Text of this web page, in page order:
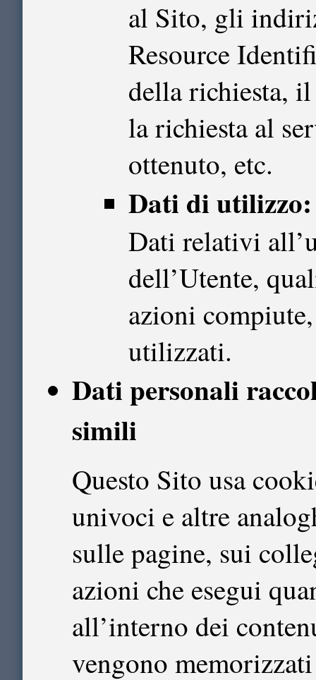
al Sito, gli
Resource
della richiesta,
la richiesta al
ottenuto, etc.
Dati di utilizzo:
Dati relativi
dell’Utente,
azioni
utilizzati.
Dati personali
simili
Questo Sito usa
univoci e altre
sulle pagine, sui
azioni che esegui
all’interno dei
vengono